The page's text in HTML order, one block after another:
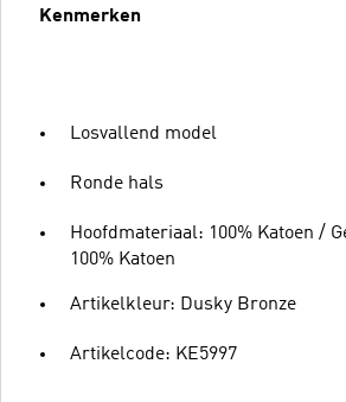
Kenmerken
Losvallend model
Ronde hals
Hoofdmateriaal: 100% Katoen /
100% Katoen
Artikelkleur: Dusky Bronze
Artikelcode: KE5997